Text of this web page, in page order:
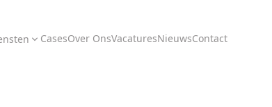
CasesOver OnsVacaturesNieuwsContact